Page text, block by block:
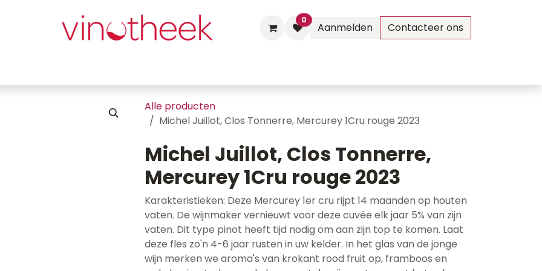
0
Aanmelden Contacteer ons
Alle producten
Michel Juillot, Clos Tonnerre, Mercurey 1Cru rouge 2023
Michel Juillot, Clos Tonnerre,
Mercurey 1Cru rouge 2023
Karakteristieken: Deze Mercurey 1er cru rijpt 14 maanden op houten
vaten. De wijnmaker vernieuwt voor deze cuvée elk jaar 5% van zijn
vaten. Dit type pinot heeft tijd nodig om aan zijn top te komen. Laat
deze fles zo'n 4-6 jaar rusten in uw kelder. In het glas van de jonge
wijn merken we aroma's van krokant rood fruit op, framboos en